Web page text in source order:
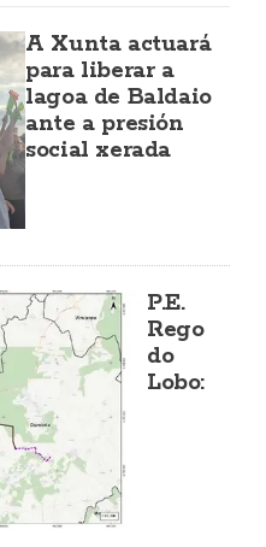
A Xunta actuará
para liberar a
lagoa de Baldaio
ante a presión
social xerada
P.E.
Rego
do
Lobo: